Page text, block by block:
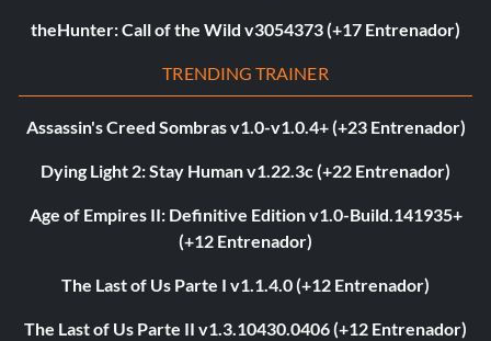
theHunter: Call of the Wild v3054373 (+17 Entrenador)
TRENDING TRAINER
Assassin's Creed Sombras v1.0-v1.0.4+ (+23 Entrenador)
Dying Light 2: Stay Human v1.22.3c (+22 Entrenador)
Age of Empires II: Definitive Edition v1.0-Build.141935+
(+12 Entrenador)
The Last of Us Parte I v1.1.4.0 (+12 Entrenador)
The Last of Us Parte II v1.3.10430.0406 (+12 Entrenador)